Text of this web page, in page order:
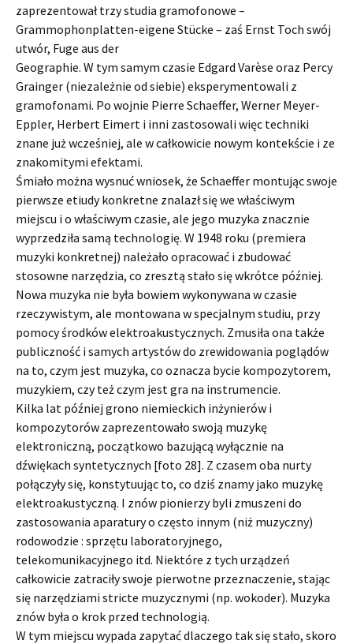
zaprezentował trzy studia gramofonowe –
Grammophonplatten-eigene Stücke – zaś Ernst Toch swój
utwór, Fuge aus der
Geographie. W tym samym czasie Edgard Varèse oraz Percy
Grainger (niezależnie od siebie) eksperymentowali z
gramofonami. Po wojnie Pierre Schaeffer, Werner Meyer-
Eppler, Herbert Eimert i inni zastosowali więc techniki
znane już wcześniej, ale w całkowicie nowym kontekście i ze
znakomitymi efektami.
Śmiało można wysnuć wniosek, że Schaeffer montując swoje
pierwsze etiudy konkretne znalazł się we właściwym
miejscu i o właściwym czasie, ale jego muzyka znacznie
wyprzedziła samą technologię. W 1948 roku (premiera
muzyki konkretnej) należało opracować i zbudować
stosowne narzędzia, co zresztą stało się wkrótce później.
Nowa muzyka nie była bowiem wykonywana w czasie
rzeczywistym, ale montowana w specjalnym studiu, przy
pomocy środków elektroakustycznych. Zmusiła ona także
publiczność i samych artystów do zrewidowania poglądów
na to, czym jest muzyka, co oznacza bycie kompozytorem,
muzykiem, czy też czym jest gra na instrumencie.
Kilka lat później grono niemieckich inżynierów i
kompozytorów zaprezentowało swoją muzykę
elektroniczną, początkowo bazującą wyłącznie na
dźwiękach syntetycznych [foto 28]. Z czasem oba nurty
połączyły się, konstytuując to, co dziś znamy jako muzykę
elektroakustyczną. I znów pionierzy byli zmuszeni do
zastosowania aparatury o często innym (niż muzyczny)
rodowodzie : sprzętu laboratoryjnego,
telekomunikacyjnego itd. Niektóre z tych urządzeń
całkowicie zatraciły swoje pierwotne przeznaczenie, stając
się narzędziami stricte muzycznymi (np. wokoder). Muzyka
znów była o krok przed technologią.
W tym miejscu wypada zapytać dlaczego tak się stało, skoro